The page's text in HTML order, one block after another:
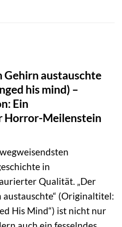
Gehirn austauschte
his mind) –
Ein
Horror-Meilenstein
in
Qualität. „Der
austauschte“ (Originaltitel:
His Mind“) ist nicht nur